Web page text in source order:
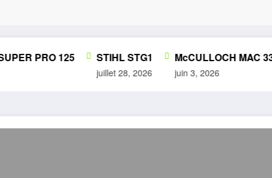
PRO 125 STIHL STG1
juillet 28, 2026
McCULLOCH MAC 335
juin 3, 2026